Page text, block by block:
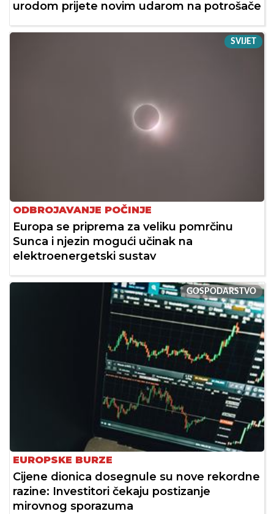
urodom prijete novim udarom na potrošače
SVIJET
ODBROJAVANJE POČINJE
Europa se priprema za veliku pomrčinu
Sunca i njezin mogući učinak na
elektroenergetski sustav
GOSPODARSTVO
EUROPSKE BURZE
Cijene dionica dosegnule su nove rekordne
razine: Investitori čekaju postizanje
mirovnog sporazuma